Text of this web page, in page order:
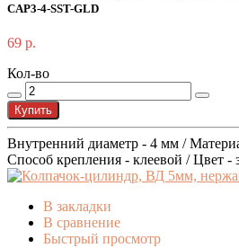
CAP3-4-SST-GLD
69 р.
Кол-во
Купить
Внутренний диаметр - 4 мм /
Способ крепления - клеевой / Цвет -
В закладки
В сравнение
Быстрый просмотр